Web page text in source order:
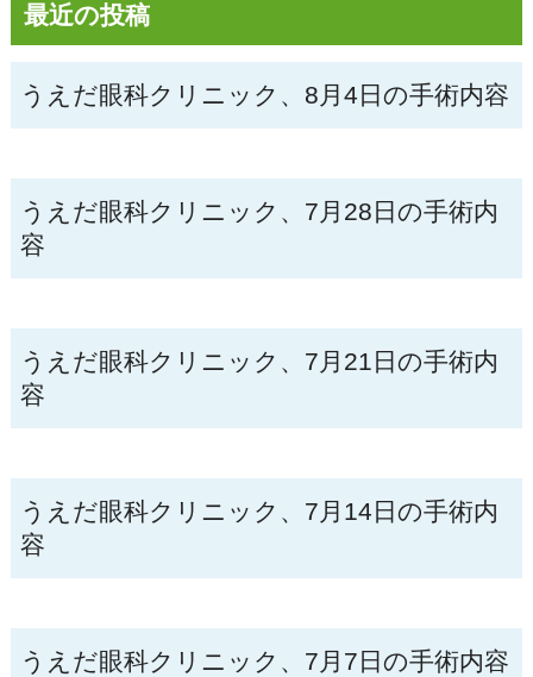
最近の投稿
うえだ眼科クリニック、8月4日の手術内容
うえだ眼科クリニック、7月28日の手術内
容
うえだ眼科クリニック、7月21日の手術内
容
うえだ眼科クリニック、7月14日の手術内
容
うえだ眼科クリニック、7月7日の手術内容